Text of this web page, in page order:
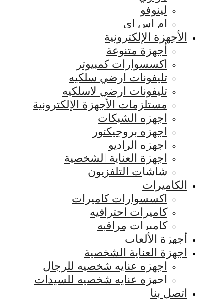
لينوفو
ام اس اي
الأجهزة الإلكترونية
أجهزة متنوعة
اكسسوارات كمبيوتر
تليفونات ارضي سلكيه
تليفونات ارضي لاسلكيه
مستلزمات الأجهزة الإلكترونية
اجهزه الشبكات
اجهزه بروجيكتور
اجهزه الراديو
اجهزة العناية الشخصية
شاشات التلفزيون
الكاميرات
اكسسوارات كاميرات
كاميرات احترافيه
كاميرات مراقبه
أجهزة الألعاب
اجهزة العناية الشخصية
اجهزه عنايه شخصيه للرجال
اجهزه عنايه شخصيه للسيدات
اتصل بنا